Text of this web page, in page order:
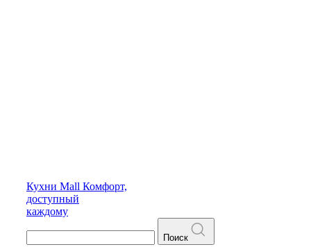
Кухни Mall Комфорт,
доступный
каждому
Поиск